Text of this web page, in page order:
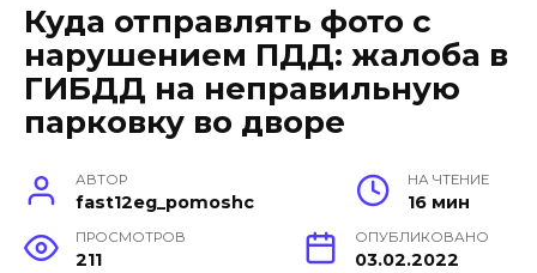
Куда отправлять фото с
нарушением ПДД: жалоба в
ГИБДД на неправильную
парковку во дворе
АВТОР
fast12eg_pomoshc
НА ЧТЕНИЕ
16 мин
ПРОСМОТРОВ
211
ОПУБЛИКОВАНО
03.02.2022